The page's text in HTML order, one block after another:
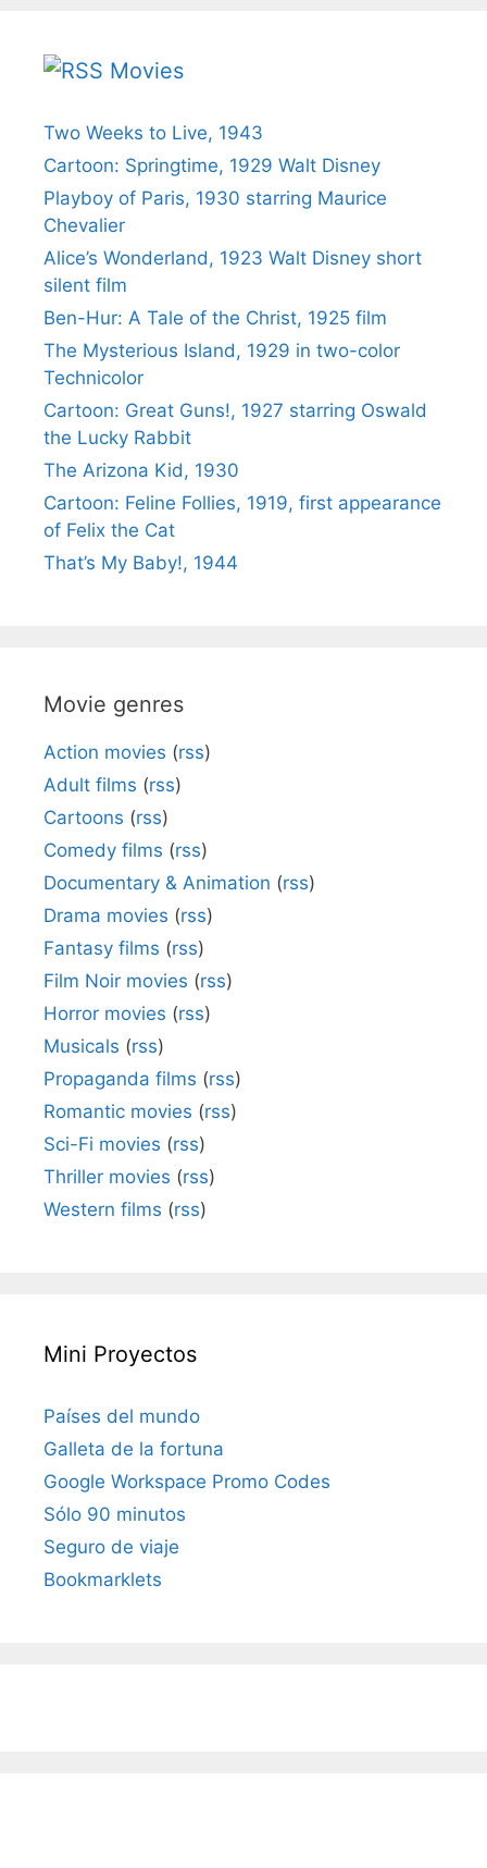
Movies
Two Weeks to Live, 1943
Cartoon: Springtime, 1929 Walt Disney
Playboy of Paris, 1930 starring Maurice
Chevalier
Alice’s Wonderland, 1923 Walt Disney short
silent film
Ben-Hur: A Tale of the Christ, 1925 film
The Mysterious Island, 1929 in two-color
Technicolor
Cartoon: Great Guns!, 1927 starring Oswald
the Lucky Rabbit
The Arizona Kid, 1930
Cartoon: Feline Follies, 1919, first appearance
of Felix the Cat
That’s My Baby!, 1944
Movie genres
Action movies (rss)
Adult films (rss)
Cartoons (rss)
Comedy films (rss)
Documentary & Animation (rss)
Drama movies (rss)
Fantasy films (rss)
Film Noir movies (rss)
Horror movies (rss)
Musicals (rss)
Propaganda films (rss)
Romantic movies (rss)
Sci-Fi movies (rss)
Thriller movies (rss)
Western films (rss)
Mini Proyectos
Países del mundo
Galleta de la fortuna
Google Workspace Promo Codes
Sólo 90 minutos
Seguro de viaje
Bookmarklets